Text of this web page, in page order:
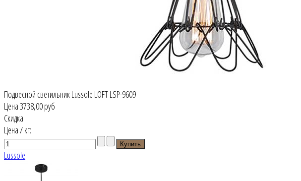
Подвесной светильник Lussole LOFT LSP-9609
Цена3738,00 руб
Скидка
Цена / кг:
Lussole